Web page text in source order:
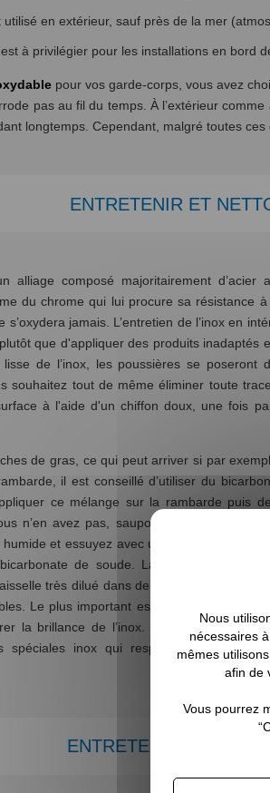
utilisé en extérieur, sauf près de la mer
à privilégier pour les installations en bord
pour vos garde-corps, vous avez
pas au fil du temps. À l’extérieur
longtemps. Cependant, malgré toutes
ENTRETENIR ET
alliage composé majoritairement d’acier
du chrome qui lui procure sa résistance
s’oxydera jamais. L’entretien de l’inox en
que d'appliquer des produits inadaptés
de l’inox, les poussières se poseront
souhaitez tout de même éliminer toute
à l'aide d'un chiffon doux, une fois
de gras, ce qui peut arriver si par
il est conseillé d’utiliser du
ce mélange sur la rambarde puis
n’en avez pas, saupoudrez un peu de
et essuyez avec un chiffon doux. La
de soude. La meilleure
très dilué dans de l’eau tiède. Ce
Le plus important est d’utiliser des
la brillance de l’inox. Sachez qu’il existe
spéciales inox qui respecteront toutes
ENTRETENIR ET
Nous
nécessaires
mêmes
afin de
Vous pourrez